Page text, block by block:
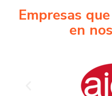
Empresas
en